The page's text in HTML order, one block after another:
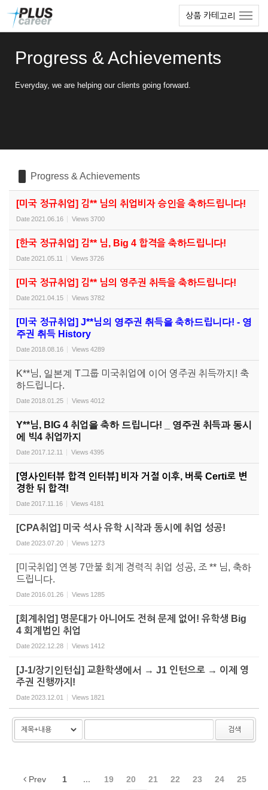
상품 카테고리
Progress & Achievements
Everyday, we are helping our clients going forward.
Progress & Achievements
[미국 정규취업] 김** 님의 취업비자 승인을 축하드립니다!
Date2021.06.16 Views 3700
[한국 정규취업] 김** 님, Big 4 합격을 축하드립니다!
Date2021.05.11 Views 3726
[미국 정규취업] 김** 님의 영주권 취득을 축하드립니다!
Date2021.04.15 Views 3782
[미국 정규취업] J**님의 영주권 취득을 축하드립니다! - 영
주권 취득 History
Date2018.08.16 Views 4289
K**님, 일본계 T그룹 미국취업에 이어 영주권 취득까지! 축
하드립니다.
Date2018.01.25 Views 4012
Y**님, BIG 4 취업을 축하 드립니다! _ 영주권 취득과 동시
에 빅4 취업까지
Date2017.12.11 Views 4395
[영사인터뷰 합격 인터뷰] 비자 거절 이후, 버룩 Certi로 변
경한 뒤 합격!
Date2017.11.16 Views 4181
[CPA취업] 미국 석사 유학 시작과 동시에 취업 성공!
Date2023.07.20 Views 1273
[미국취업] 연봉 7만불 회계 경력직 취업 성공, 조 ** 님, 축하
드립니다.
Date2016.01.26 Views 1285
[회계취업] 명문대가 아니어도 전혀 문제 없어! 유학생 Big
4 회계법인 취업
Date2022.12.28 Views 1412
[J-1/장기인턴십] 교환학생에서 → J1 인턴으로 → 이제 영
주권 진행까지!
Date2023.12.01 Views 1821
검색
Prev 1 ... 19 20 21 22 23 24 25